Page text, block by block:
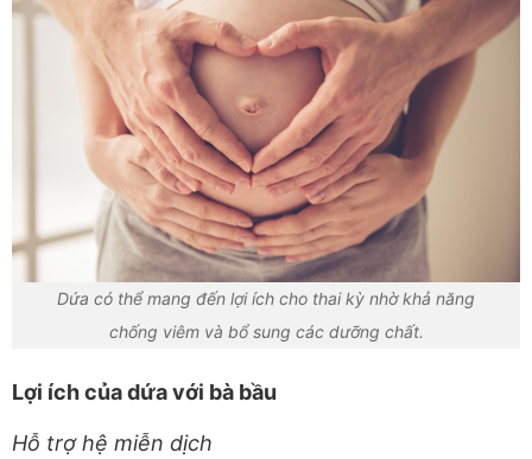
Dứa có thể mang đến lợi ích cho thai kỳ nhờ khả năng
chống viêm và bổ sung các dưỡng chất.
Lợi ích của dứa với bà bầu
Hỗ trợ hệ miễn dịch